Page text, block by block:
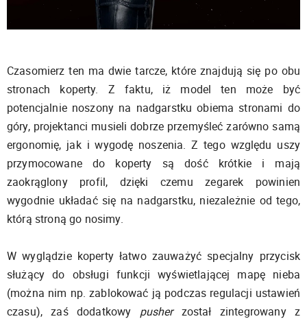
Czasomierz ten ma dwie tarcze, które znajdują się po obu
stronach koperty. Z faktu, iż model ten może być
potencjalnie noszony na nadgarstku obiema stronami do
góry, projektanci musieli dobrze przemyśleć zarówno samą
ergonomię, jak i wygodę noszenia. Z tego względu uszy
przymocowane do koperty są dość krótkie i mają
zaokrąglony profil, dzięki czemu zegarek powinien
wygodnie układać się na nadgarstku, niezależnie od tego,
którą stroną go nosimy.
W wyglądzie koperty łatwo zauważyć specjalny przycisk
służący do obsługi funkcji wyświetlającej mapę nieba
(można nim np. zablokować ją podczas regulacji ustawień
czasu), zaś dodatkowy pusherzostał zintegrowany z